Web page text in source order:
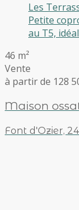
Les
Petite
au T5,
46 m²
Vente
à partir de 128
Maison
Font d'Ozier,